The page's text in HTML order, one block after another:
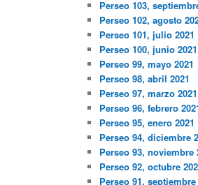
Perseo 103,
Perseo 102, agosto
Perseo 101, julio 2021
Perseo 100, junio 2021
Perseo 99, mayo 2021
Perseo 98, abril 2021
Perseo 97, marzo 2021
Perseo 96, febrero
Perseo 95, enero 2021
Perseo 94, diciembre
Perseo 93, noviembre
Perseo 92, octubre
Perseo 91, septiembre